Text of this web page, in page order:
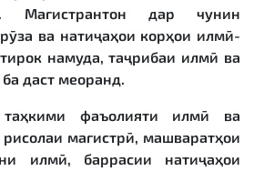
Магистрантон дар чунин
ва натиҷаҳои корҳои илмӣ-
намуда, таҷрибаи илмӣ ва
даст меоранд.
фаъолияти илмӣ ва
магистрӣ, машваратҳои
илмӣ, баррасии натиҷаҳои